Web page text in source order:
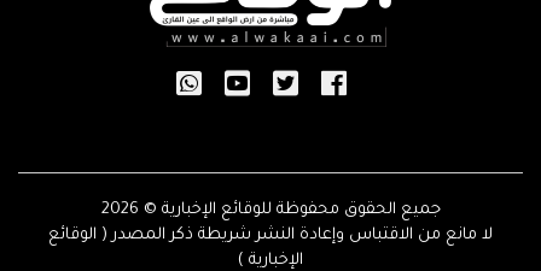
جميع الحقوق محفوظة للوقائع الإخبارية © 2026
لا مانع من الاقتباس وإعادة النشر شريطة ذكر المصدر ( الوقائع
الإخبارية )